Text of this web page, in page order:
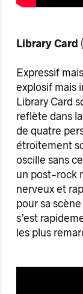
Library Card
Expressif
explosif mais
Library Card
reflète dans
de quatre
étroitement
oscille sans
un post-rock
nerveux et
pour sa
s’est
les plus